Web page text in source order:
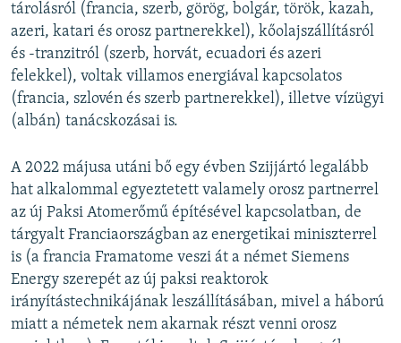
tárolásról (francia, szerb, görög, bolgár, török, kazah,
azeri, katari és orosz partnerekkel), kőolajszállításról
és -tranzitról (szerb, horvát, ecuadori és azeri
felekkel), voltak villamos energiával kapcsolatos
(francia, szlovén és szerb partnerekkel), illetve vízügyi
(albán) tanácskozásai is.
A 2022 májusa utáni bő egy évben Szijjártó legalább
hat alkalommal egyeztetett valamely orosz partnerrel
az új Paksi Atomerőmű építésével kapcsolatban, de
tárgyalt Franciaországban az energetikai miniszterrel
is (a francia Framatome veszi át a német Siemens
Energy szerepét az új paksi reaktorok
irányítástechnikájának leszállításában, mivel a háború
miatt a németek nem akarnak részt venni orosz